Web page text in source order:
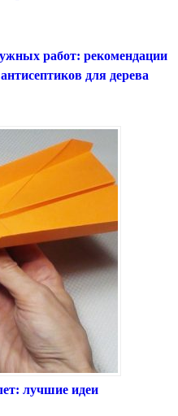
работ: рекомендации
для дерева
лучшие идеи